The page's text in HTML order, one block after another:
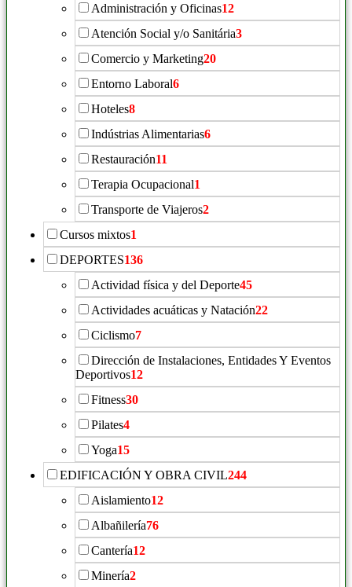
Administración y Oficinas12
Atención Social y/o Sanitária3
Comercio y Marketing20
Entorno Laboral6
Hoteles8
Indústrias Alimentarias6
Restauración11
Terapia Ocupacional1
Transporte de Viajeros2
Cursos mixtos1
DEPORTES136
Actividad física y del Deporte45
Actividades acuáticas y Natación22
Ciclismo7
Dirección de Instalaciones, Entidades Y Eventos
Deportivos12
Fitness30
Pilates4
Yoga15
EDIFICACIÓN Y OBRA CIVIL244
Aislamiento12
Albañilería76
Cantería12
Minería2